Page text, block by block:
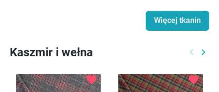
Więcej tkanin
Kaszmir i wełna keyboard_arrow_left keyboard_arrow_right
favorite favorite